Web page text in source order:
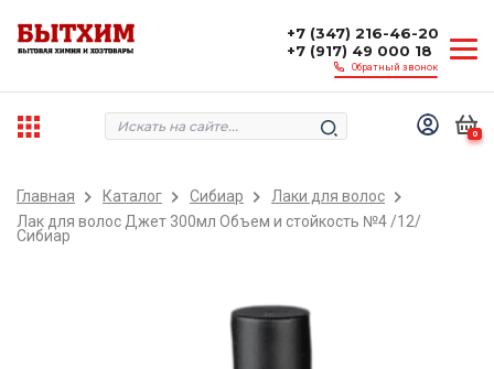
+7 (347) 216-46-20
+7 (917) 49 000 18
Обратный звонок
0
Главная Каталог Сибиар
Лаки для волос
Лак для волос Джет 300мл Объем и стойкость №4 /12/
Сибиар